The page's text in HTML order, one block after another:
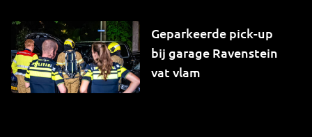
Geparkeerde pick-up
bij garage Ravenstein
vat vlam